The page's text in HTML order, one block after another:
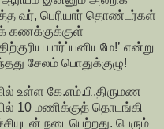
வர், பெரியார் தொண்டர்கள்
கணக்குக்குள்
பார்ப்பனியமே!’ என்று
சேலம் பொதுக்குழு!
உள்ள கே.எம்.பி.திருமண
10 மணிக்குத் தொடங்கி
நடைபெற்றது. பெரும்